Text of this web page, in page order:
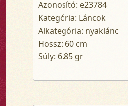
Azonosító: e23784
Kategória: Láncok
Alkategória: nyaklánc
Hossz: 60 cm
Súly: 6.85 gr